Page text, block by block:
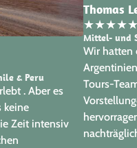
& Peru
. Aber es
keine
Zeit intensiv
Thomas
★★★★
Mittel- und
Wir hatten
Tours-